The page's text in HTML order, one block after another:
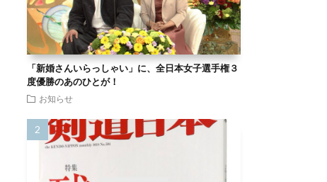
「新婚さんいらっしゃい」に、全日本女子選手権３
度優勝のあのひとが！
お知らせ